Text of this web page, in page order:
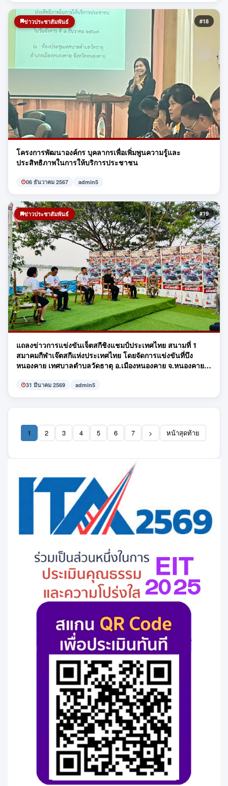
ข่าวประชาสัมพันธ์ #18
โครงการพัฒนาองค์กร บุคลากรเพื่อเพิ่มพูนความรู้และ
ประสิทธิภาพในการให้บริการประชาชน
06 ธันวาคม 2567 admin5
ข่าวประชาสัมพันธ์ #19
แถลงข่าวการแข่งขันเจ็ตสกีชิงแชมป์ประเทศไทย สนามที่ 1
สมาคมกีฬาเจ๊ตสกีแห่งประเทศไทย โดยจัดการแข่งขันที่บึง
หนองคาย เทศบาลตำบลวัดธาตุ อ.เมืองหนองคาย จ.หนองคาย
31 มีนาคม 2569 admin5
1 (current)
2 3 4 5 6 7 > หน้าสุดท้าย